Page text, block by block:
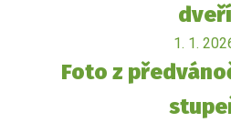
dveří
1. 1.
Foto z